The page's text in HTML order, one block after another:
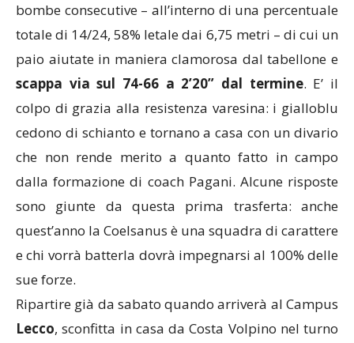
bombe consecutive – all’interno di una percentuale
totale di 14/24, 58% letale dai 6,75 metri – di cui un
paio aiutate in maniera clamorosa dal tabellone e
scappa via sul 74-66 a 2’20” dal termine. E’ il
colpo di grazia alla resistenza varesina: i gialloblu
cedono di schianto e tornano a casa con un divario
che non rende merito a quanto fatto in campo
dalla formazione di coach Pagani. Alcune risposte
sono giunte da questa prima trasferta: anche
quest’anno la Coelsanus è una squadra di carattere
e chi vorrà batterla dovrà impegnarsi al 100% delle
sue forze.
Ripartire già da sabato quando arriverà al Campus
Lecco, sconfitta in casa da Costa Volpino nel turno